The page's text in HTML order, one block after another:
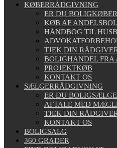
KØBERRÅDGIVNING
ER DU
KØB AF
HÅNDBOG TIL
TJEK DIN
BOLIGHANDEL FRA
PROJEKTKØB
KONTAKT OS
SÆLGERRÅDGIVNING
ER DU
AFTALE MED
TJEK DIN
KONTAKT OS
BOLIGSALG
360 GRADER